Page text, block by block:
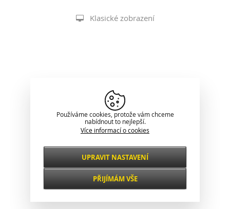
Klasické zobrazení
Používáme cookies, protože vám chceme
nabídnout to nejlepší.
Více informací o cookies
Nezbytné
VŽDY AKTIVNÍ
Funkční a
UPRAVIT NASTAVENÍ
PŘIJÍMÁM VŠE